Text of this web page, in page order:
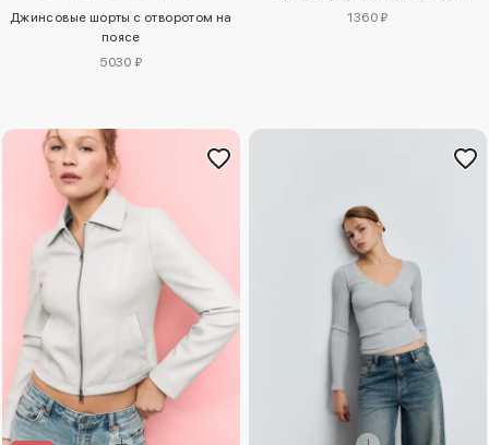
Джинсовые шорты с отворотом на
поясе
5030 ₽
1360 ₽